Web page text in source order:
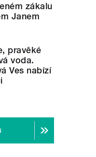
zákalu
Janem
pravěké
voda.
Ves nabízí